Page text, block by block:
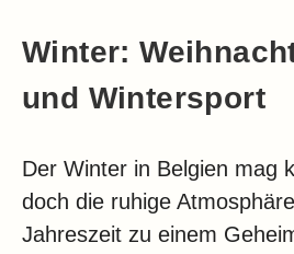
Winter:
und Wintersport
Der Winter in Belgien mag
doch die ruhige
Jahreszeit zu einem